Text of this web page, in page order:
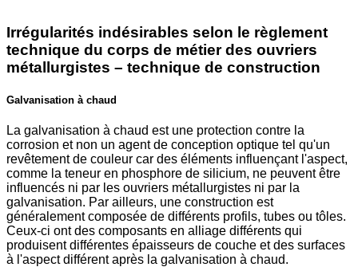
Irrégularités indésirables selon le règlement
technique du corps de métier des ouvriers
métallurgistes – technique de construction
Galvanisation à chaud
La galvanisation à chaud est une protection contre la
corrosion et non un agent de conception optique tel qu'un
revêtement de couleur car des éléments influençant l'aspect,
comme la teneur en phosphore de silicium, ne peuvent être
influencés ni par les ouvriers métallurgistes ni par la
galvanisation. Par ailleurs, une construction est
généralement composée de différents profils, tubes ou tôles.
Ceux-ci ont des composants en alliage différents qui
produisent différentes épaisseurs de couche et des surfaces
à l'aspect différent après la galvanisation à chaud.